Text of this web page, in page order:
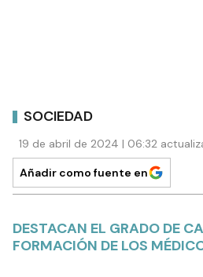
SOCIEDAD
19 de abril de 2024 | 06:32
Añadir como fuente en
DESTACAN EL GRADO DE
FORMACIÓN DE LOS